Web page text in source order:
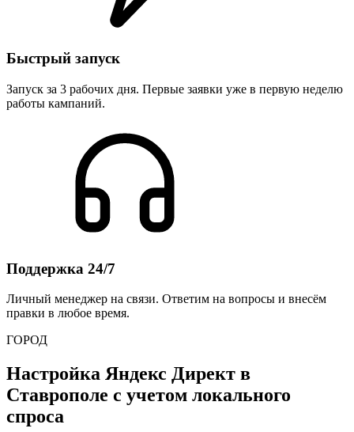
Быстрый запуск
Запуск за 3 рабочих дня. Первые заявки уже в первую неделю
работы кампаний.
Поддержка 24/7
Личный менеджер на связи. Ответим на вопросы и внесём
правки в любое время.
ГОРОД
Настройка Яндекс Директ в
Ставрополе с учетом локального
спроса